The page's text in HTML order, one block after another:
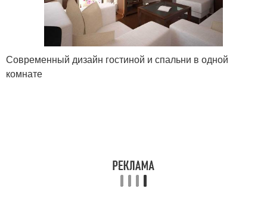
Современный дизайн гостиной и спальни в одной
комнате